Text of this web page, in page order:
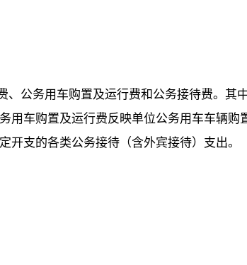
、公务用车购置及运行费和公务接待费。其
用车购置及运行费反映单位公务用车车辆购
支的各类公务接待（含外宾接待）支出。